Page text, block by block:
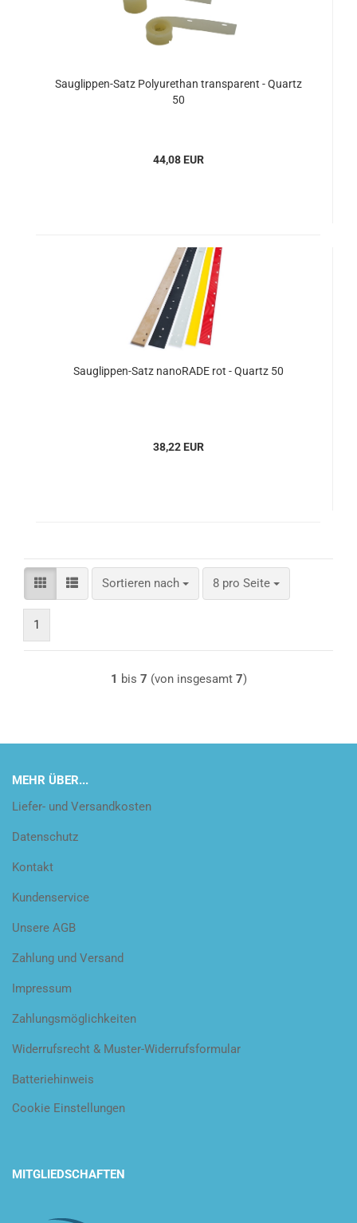
Sauglippen-Satz Polyurethan transparent - Quartz
50
44,08 EUR
Sauglippen-Satz nanoRADE rot - Quartz 50
38,22 EUR
Sortieren nach
Sortieren nach 8 pro Seite
pro Seite
1
1 bis 7 (von insgesamt 7)
MEHR ÜBER...
Liefer- und Versandkosten
Datenschutz
Kontakt
Kundenservice
Unsere AGB
Zahlung und Versand
Impressum
Zahlungsmöglichkeiten
Widerrufsrecht & Muster-Widerrufsformular
Batteriehinweis
Cookie Einstellungen
MITGLIEDSCHAFTEN